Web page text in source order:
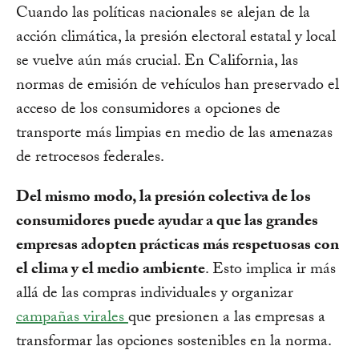
Cuando las políticas nacionales se alejan de la
acción climática, la presión electoral estatal y local
se vuelve aún más crucial. En California, las
normas de emisión de vehículos han preservado el
acceso de los consumidores a opciones de
transporte más limpias en medio de las amenazas
de retrocesos federales.
Del mismo modo, la presión colectiva de los
consumidores puede ayudar a que las grandes
empresas adopten prácticas más respetuosas con
el clima y el medio ambiente. Esto implica ir más
allá de las compras individuales y organizar
campañas viralesque presionen a las empresas a
transformar las opciones sostenibles en la norma.